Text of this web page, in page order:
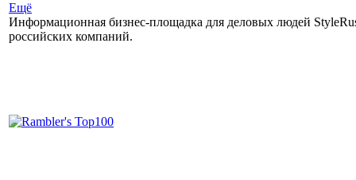
Ещё
Информационная бизнес-площадка для деловых людей
российских компаний.